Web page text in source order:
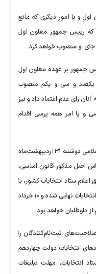
و یا امور دیگری که مانع
که رییس جمهور معاون اول
جای او منصوب خواهد کرد.
جمهور بر عهده معاون اول
یکصد و سی و یکم منصوب
آنان رای عدم اعتماد داد و نیز
و یا امر همه پرسی اقدام
بر اساس این گزارش، رهبر معظم انقلاب اسلامی دوشنبه ۳۱ اردیبهشت‌ماه
اصل مذکور قانون اساسی،
ستاد انتخابات کشور، با
هماهنگی شورای نگهبان جدول زمان‌بندی انتخابات نهایی شده و ۱۰ خرداد
از ۱۵ الی ۲۱ خرداد صلاحیت‌های ثبت‌نام‌کنندگان را
اسامی نامزدهای انتخابات دولت چهاردهم
انتخابات، مهلت تبلیغات